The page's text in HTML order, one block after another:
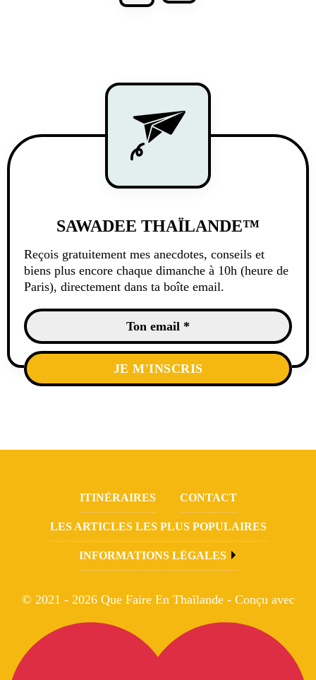
SAWADEE THAÏLANDE™
Reçois gratuitement mes anecdotes, conseils et
biens plus encore chaque dimanche à 10h (heure de
Paris), directement dans ta boîte email.
ITINÉRAIRES CONTACT
LES ARTICLES LES PLUS POPULAIRES
INFORMATIONS LÉGALES
© 2021 - 2026 Que Faire En Thaïlande - Conçu avec